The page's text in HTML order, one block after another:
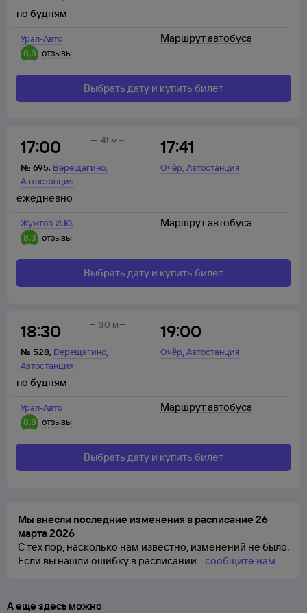
Урал-Авто
8,8 отзывы
по будням
Маршрут автобуса
Выбрать дату и купить билет
17:00
№ 695, Верещагино,
Автостанция
17:41
Очёр,Автостанция
41 м
Жужгов И.Ю.
8,3 отзывы
ежедневно
Маршрут автобуса
Выбрать дату и купить билет
18:30
№ 528, Верещагино,
Автостанция
19:00
Очёр,Автостанция
30 м
Урал-Авто
8,8 отзывы
по будням
Маршрут автобуса
Выбрать дату и купить билет
Мы внесли последние изменения в расписание 26
марта 2026
С тех пор, насколько нам известно, изменений не было.
Если вы нашли ошибку в расписании -сообщите нам
А еще здесь можно